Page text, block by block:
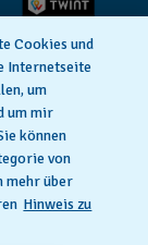
Hinweis
Cookies und
Internetseite
um
um mir
können
von
mehr über
Hinweis zu